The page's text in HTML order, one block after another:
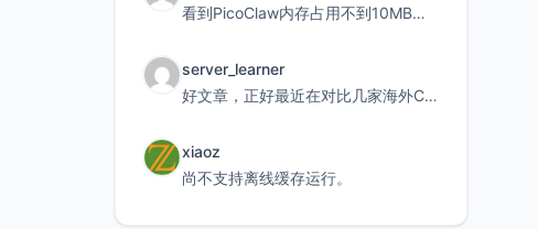
看到PicoClaw内存占用不到10MB这个数据真的很惊喜，确实很适合我这种想用旧设备折腾AI的小白
server_learner
好文章，正好最近在对比几家海外CDN。文中提到CF免费版不支持自定义回源端口和HOST这个痛点太真实
xiaoz
尚不支持离线缓存运行。